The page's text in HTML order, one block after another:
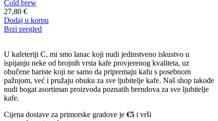
Cold brew
27,80 €
Dodaj u korpu
Brzi pregled
U kafeteriji C, mi smo lanac koji nudi jedinstveno iskustvo u
ispijanju neke od brojnih vrsta kafe provjerenog kvaliteta, uz
obučene bariste koji ne samo da pripremaju kafu s posebnom
pažnjom, već i pružaju obuku za sve ljubitelje kafe. Naš shop takođe
nudi bogat asortiman proizvoda poznatih brendova za sve ljubitelje
kafe.
Cijena dostave za primorske gradove je €5 i vrši